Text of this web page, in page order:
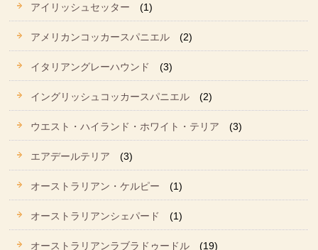
アイリッシュセッター (1)
アメリカンコッカースパニエル (2)
イタリアングレーハウンド (3)
イングリッシュコッカースパニエル (2)
ウエスト・ハイランド・ホワイト・テリア (3)
エアデールテリア (3)
オーストラリアン・ケルピー (1)
オーストラリアンシェパード (1)
オーストラリアンラブラドゥードル (19)